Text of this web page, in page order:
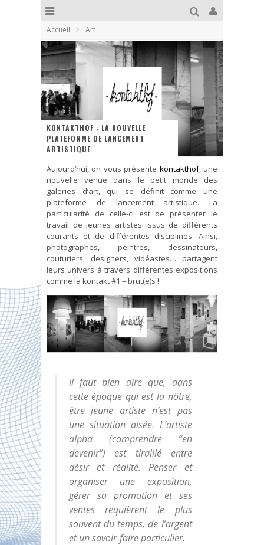
Accueil Art
KONTAKTHOF : LA NOUVELLE
PLATEFORME DE LANCEMENT
ARTISTIQUE
Aujourd’hui, on vous présente kontakthof, une
nouvelle venue dans le petit monde des
galeries d’art, qui se définit comme une
plateforme de lancement artistique. La
particularité de celle-ci est de présenter le
travail de jeunes artistes issus de différents
courants et de différentes disciplines. Ainsi,
photographes, peintres, dessinateurs,
couturiers, designers, vidéastes… partagent
leurs univers à travers différentes expositions
comme la kontakt #1 – brut(e)s !
Il faut bien dire que, dans
cette époque qui est la nôtre,
être jeune artiste n’est pas
une situation aisée. L’artiste
alpha (comprendre “en
devenir”) est tiraillé entre
désir et réalité. Penser et
organiser une exposition,
gérer sa promotion et ses
ventes requièrent le plus
souvent du temps, de l’argent
et un savoir-faire particulier.